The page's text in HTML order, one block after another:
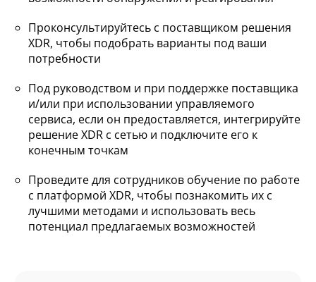
Проконсультируйтесь с поставщиком решения
XDR, чтобы подобрать варианты под ваши
потребности
Под руководством и при поддержке поставщика
и/или при использовании управляемого
сервиса, если он предоставляется, интегрируйте
решение XDR с сетью и подключите его к
конечным точкам
Проведите для сотрудников обучение по работе
с платформой XDR, чтобы познакомить их с
лучшими методами и использовать весь
потенциал предлагаемых возможностей